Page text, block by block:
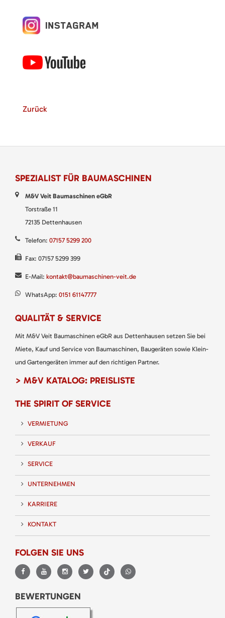
Zurück
SPEZIALIST FÜR BAUMASCHINEN
M&V Veit Baumaschinen eGbR
Torstraße 11
72135 Dettenhausen
Telefon: 07157 5299 200
Fax: 07157 5299 399
E-Mail: kontakt@baumaschinen-veit.de
WhatsApp: 0151 61147777
QUALITÄT & SERVICE
Mit M&V Veit Baumaschinen eGbR aus Dettenhausen setzen Sie bei
Miete, Kauf und Service von Baumaschinen, Baugeräten sowie Klein-
und Gartengeräten immer auf den richtigen Partner.
> M&V KATALOG: PREISLISTE
THE SPIRIT OF SERVICE
VERMIETUNG
VERKAUF
SERVICE
UNTERNEHMEN
KARRIERE
KONTAKT
FOLGEN SIE UNS
BEWERTUNGEN